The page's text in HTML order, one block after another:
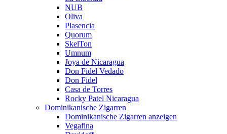
NUB
Oliva
Plasencia
Quorum
SkelTon
Umnum
Joya de Nicaragua
Don Fidel Vedado
Don Fidel
Casa de Torres
Rocky Patel Nicaragua
Dominikanische Zigarren
Dominikanische Zigarren anzeigen
Vegafina